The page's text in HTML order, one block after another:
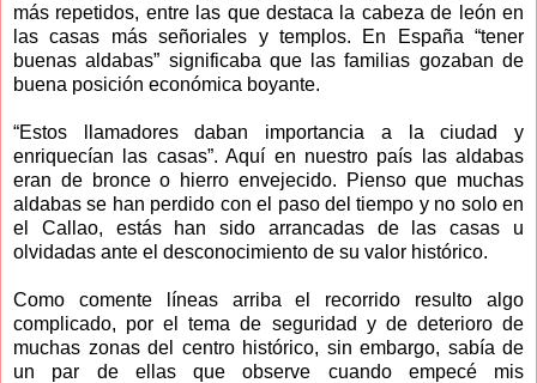
más repetidos, entre las que destaca la cabeza de león en
las casas más señoriales y templos. En España “tener
buenas aldabas” significaba que las familias gozaban de
buena posición económica boyante.
“Estos llamadores daban importancia a la ciudad y
enriquecían las casas”. Aquí en nuestro país las aldabas
eran de bronce o hierro envejecido. Pienso que muchas
aldabas se han perdido con el paso del tiempo y no solo en
el Callao, estás han sido arrancadas de las casas u
olvidadas ante el desconocimiento de su valor histórico.
Como comente líneas arriba el recorrido resulto algo
complicado, por el tema de seguridad y de deterioro de
muchas zonas del centro histórico, sin embargo, sabía de
un par de ellas que observe cuando empecé mis